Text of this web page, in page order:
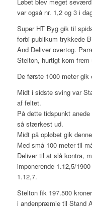
var også nr. 1,2 og 3 i
Super HT Byg gik til
forbi publikum trykkede
And Deliver overtog.
Stelton, hurtigt kom frem
De første 1000 meter
Midt i sidste sving var
af feltet.
På dette tidspunkt
så stærkest ud.
Midt på opløbet gik
Med små 100 meter til
Deliver til at slå kontra,
imponerende 1.12,5/
1.12,7.
Stelton fik 197.500
i andenpræmie til Stand